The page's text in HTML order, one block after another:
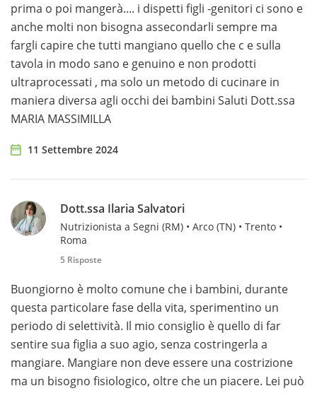
prima o poi mangerà.... i dispetti figli -genitori ci sono e
anche molti non bisogna assecondarli sempre ma
fargli capire che tutti mangiano quello che c e sulla
tavola in modo sano e genuino e non prodotti
ultraprocessati , ma solo un metodo di cucinare in
maniera diversa agli occhi dei bambini Saluti Dott.ssa
MARIA MASSIMILLA
11 Settembre 2024
Dott.ssa Ilaria Salvatori
Nutrizionista a Segni (RM) • Arco (TN) • Trento •
Roma
5 Risposte
Buongiorno è molto comune che i bambini, durante
questa particolare fase della vita, sperimentino un
periodo di selettività. Il mio consiglio è quello di far
sentire sua figlia a suo agio, senza costringerla a
mangiare. Mangiare non deve essere una costrizione
ma un bisogno fisiologico, oltre che un piacere. Lei può